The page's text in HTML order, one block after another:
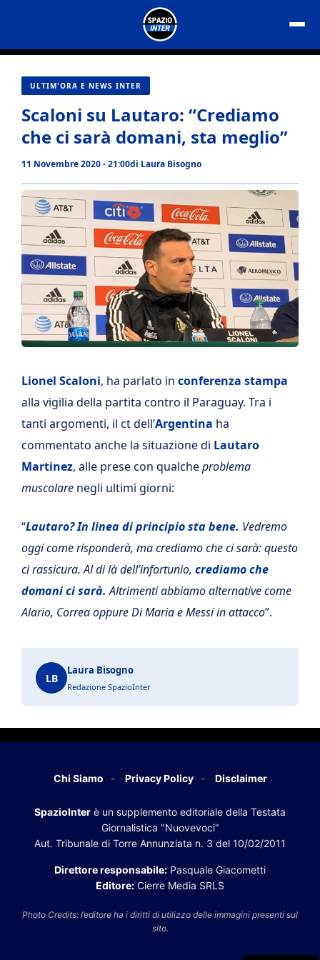
contenuto
ULTIM'ORA E NEWS INTER
Scaloni su Lautaro: “Crediamo
che ci sarà domani, sta meglio”
11 Novembre 2020 - 21:00di Laura Bisogno
Lionel Scaloni, ha parlato in conferenza stampa
alla vigilia della partita contro il Paraguay. Tra i
tanti argomenti, il ct dell’Argentina ha
commentato anche la situazione di Lautaro
Martinez, alle prese con qualcheproblema
muscolare negli ultimi giorni:
“Lautaro? In linea di principio sta bene. Vedremo
oggi come risponderà, ma crediamo che ci sarà: questo
ci rassicura. Al di là dell’infortunio, crediamo che
domani ci sarà.Altrimenti abbiamo alternative come
Alario, Correa oppure Di Maria e Messi in attacco”.
LB
Laura Bisogno
Redazione SpazioInter
Chi Siamo Privacy Policy Disclaimer
SpazioInter è un supplemento editoriale della Testata
Giornalistica "Nuovevoci"
Aut. Tribunale di Torre Annunziata n. 3 del 10/02/2011
Direttore responsabile: Pasquale Giacometti
Editore: Cierre Media SRLS
Photo Credits: l’editore ha i diritti di utilizzo delle immagini presenti sul
sito.